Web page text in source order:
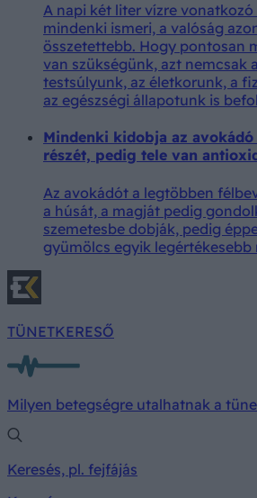
A napi két liter vízre
mindenki ismeri, a valóság
összetettebb. Hogy pontosan
van szükségünk, azt nemcsak
testsúlyunk, az életkorunk, a
az egészségi állapotunk is
Mindenki kidobja az
részét, pedig tele van
Az avokádót a legtöbben
a húsát, a magját pedig
szemetesbe dobják, pedig
gyümölcs egyik legértékesebb
TÜNETKERESŐ
Milyen betegségre utalhatnak a
Keresés, pl. fejfájás